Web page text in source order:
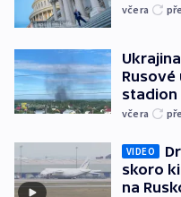
včera
Rusové
stadion
včera
VIDEO
skoro
na